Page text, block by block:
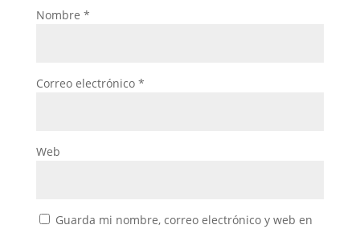
Nombre *
Correo electrónico *
Web
Guarda mi nombre, correo electrónico y web en